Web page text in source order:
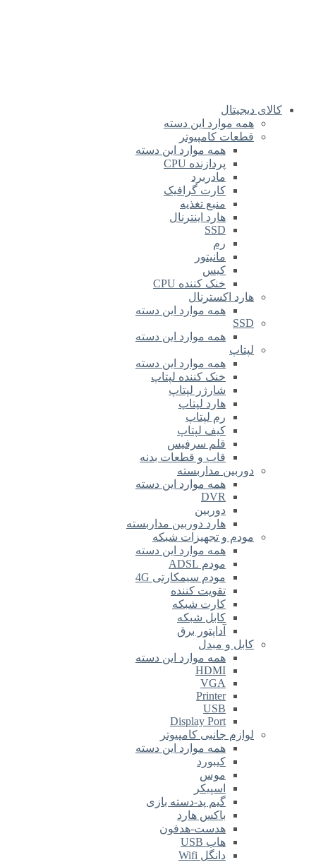
کالای دیجیتال
همه موارد این دسته
قطعات کامپیوتر
همه موارد این دسته
پردازنده CPU
مادربرد
کارت گرافیک
منبع تغذیه
هارد اینترنال
SSD
رم
مانیتور
کیس
خنک کننده CPU
هارد اکسترنال
همه موارد این دسته
SSD
همه موارد این دسته
لپتاپ
همه موارد این دسته
خنک کننده لپتاپ
شارژر لپتاپ
هارد لپتاپ
رم لپتاپ
کیف لپتاپ
قلم سرفیس
قاب و قطعات بدنه
دوربین مداربسته
همه موارد این دسته
DVR
دوربین
هارد دوربین مداربسته
مودم و تجهیزات شبکه
همه موارد این دسته
مودم ADSL
مودم سیمکارتی 4G
تقویت کننده
کارت شبکه
کابل شبکه
آداپتور برق
کابل و مبدل
همه موارد این دسته
HDMI
VGA
Printer
USB
Display Port
لوازم جانبی کامپیوتر
همه موارد این دسته
کیبورد
موس
اسپیکر
گیم پد-دسته بازی
باکس هارد
هدست-هدفون
هاب USB
دانگل Wifi